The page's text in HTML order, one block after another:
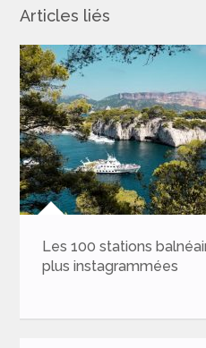
Articles liés
100 stations balnéaires les
instagrammées